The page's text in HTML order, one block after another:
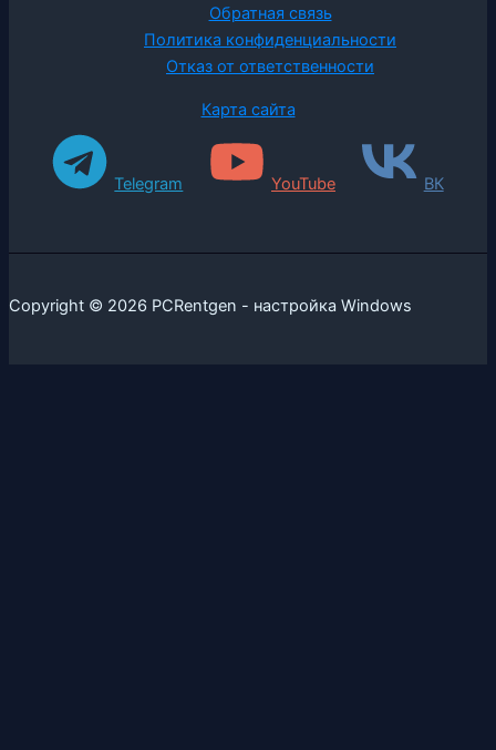
Обратная связь
Политика конфиденциальности
Отказ от ответственности
Карта сайта
Telegram YouTube ВК
Copyright © 2026 PCRentgen - настройка Windows